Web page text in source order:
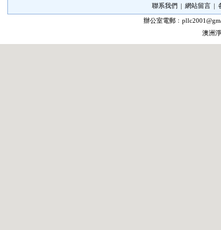
聯系我們 | 網站留言|
辦公室電郵﹕
澳洲